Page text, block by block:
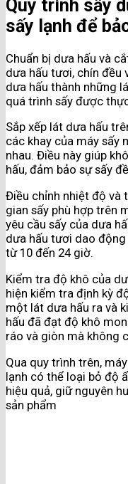
Quy trình sấy
sấy lạnh để
Chuẩn bị dưa hấu và
dưa hấu tươi, chín đều
dưa hấu thành những
quá trình sấy được
Sắp xếp lát dưa hấu
các khay của máy sấy
nhau. Điều này giúp
hấu, đảm bảo sự sấy
Điều chỉnh nhiệt độ và
gian sấy phù hợp trên
yêu cầu sấy của dưa
dưa hấu tươi dao
từ 10 đến 24 giờ.
Kiểm tra độ khô của
hiện kiểm tra định kỳ
một lát dưa hấu ra và
hấu đã đạt độ khô
ráo và giòn mà không
Qua quy trình trên,
lạnh có thể loại bỏ độ
hiệu quả, giữ nguyên
sản phẩm